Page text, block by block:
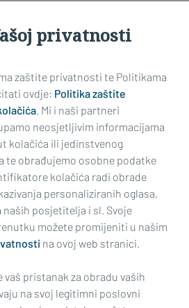
TRIDESETA
li što je to 'Ižimača'?
ČLANKE
Politika privatnosti
Pritužbe Suradnici
privatnosti
zaštite privatnosti te Politikama
ovdje: Politika zaštite
. Mi i naši partneri
neosjetljivim informacijama
kolačića ili jedinstvenog
te obrađujemo osobne podatke
kolačića radi obrade
personaliziranih oglasa,
posjetitelja i sl. Svoje
možete promijeniti u našim
na ovoj web stranici.
vaš pristanak za obradu vaših
na svoj legitimni poslovni